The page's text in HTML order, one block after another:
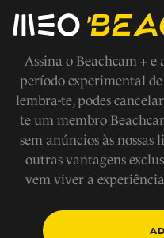
Assina o Beachcam +
período experimental
lembra-te, podes
te um membro
sem anúncios às nossas
outras vantagens
vem viver a